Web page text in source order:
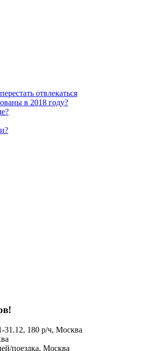
отвлекаться
в 2018 году?
31.12, 180 р/ч, Москва
поездка, Москва